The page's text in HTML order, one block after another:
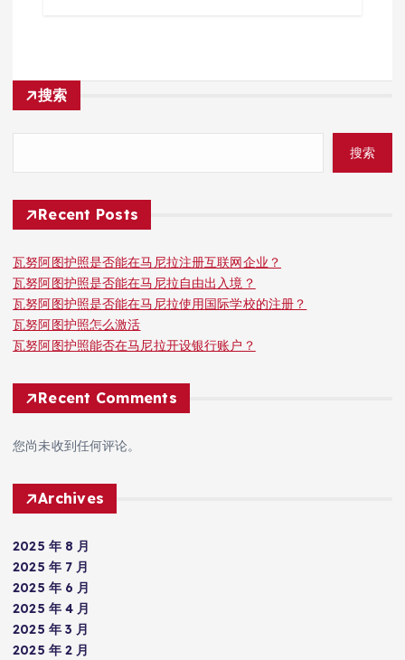
搜索
搜索
Recent Posts
瓦努阿图护照是否能在马尼拉注册互联网企业？
瓦努阿图护照是否能在马尼拉自由出入境？
瓦努阿图护照是否能在马尼拉使用国际学校的注册？
瓦努阿图护照怎么激活
瓦努阿图护照能否在马尼拉开设银行账户？
Recent Comments
您尚未收到任何评论。
Archives
2025 年 8 月
2025 年 7 月
2025 年 6 月
2025 年 4 月
2025 年 3 月
2025 年 2 月